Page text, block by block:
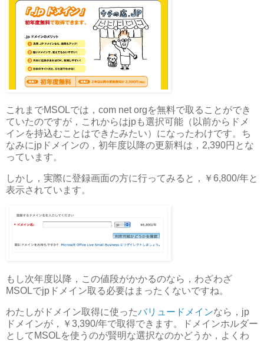
これまでMSOLでは，com net orgを無料で取ることができ
ていたのですが，これからはjpも選択可能（以前からドメ
インを持込むことはできたみたい）になったわけです。ち
なみにjpドメインの，初年度以降の更新料は，2,390円とな
っています。
しかし，実際に登録画面の方に行ってみると，￥6,800/年と
表示されています。
もし次年度以降，この値段がかかるのなら，わざわざ
MSOLでjpドメイン取る必要はまったくないですね。
わたしがドメイン取得に使ったバリュードメインなら，jp
ドメインが，￥3,390/年で取得できます。ドメインホルダー
としてMSOLを使うのが賢明な選択なのかどうか，よくわ